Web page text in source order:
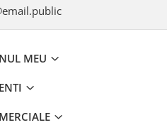
MEU